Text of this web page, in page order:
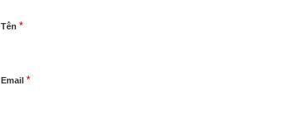
Tên *
Email *